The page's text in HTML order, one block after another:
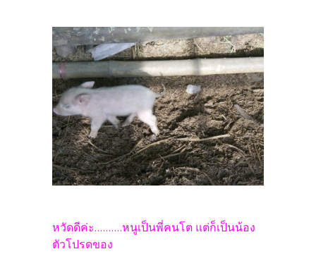
หวัดดีค่ะ..........หนูเป็นพี่คนโต แต่ก็เป็นน้อง
ตัวโปรดของ